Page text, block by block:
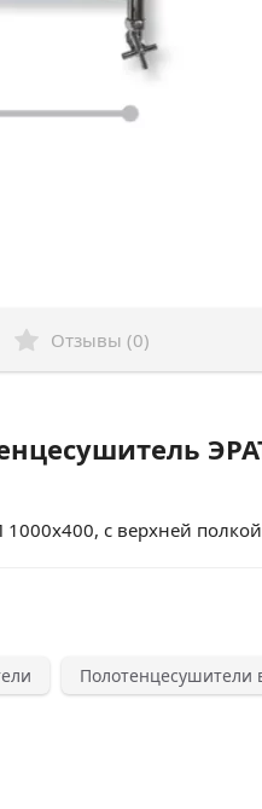
Отзывы (0)
с верхней полкой
Полотенцесушители